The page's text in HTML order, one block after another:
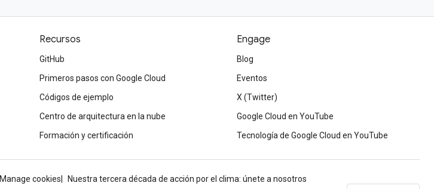
Recursos
GitHub
Primeros pasos con Google Cloud
Códigos de ejemplo
Centro de arquitectura en la nube
Formación y certificación
Engage
Blog
Eventos
X (Twitter)
Google Cloud en YouTube
Tecnología de Google Cloud en YouTube
Manage cookies Nuestra tercera década de acción por el clima: únete a nosotros